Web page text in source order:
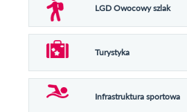
LGD Owocowy szlak
Turystyka
Infrastruktura sportowa